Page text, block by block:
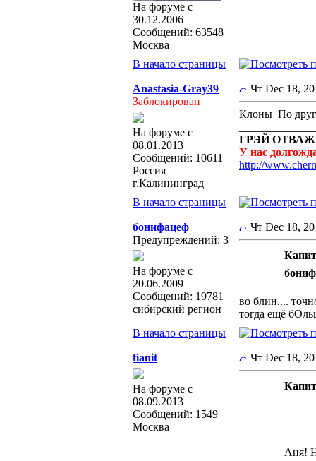
На форуме с
30.12.2006
Сообщений: 63548
Москва
В начало страницы
Anastasia-Gray39
Заблокирован
На форуме с
08.01.2013
Сообщений: 10611
Россия
г.Калининград
Чт Dec 18,
Клоны По
ГРЭЙ
У нас
http://
В начало страницы
бонифацеф
Предупреждений: 3
На форуме с
20.06.2009
Сообщений: 19781
сибирский регион
Чт Dec 18,
во блин....
тогда ещё
В начало страницы
fianit
На форуме с
08.09.2013
Сообщений: 1549
Москва
Чт Dec 18,
Аня!